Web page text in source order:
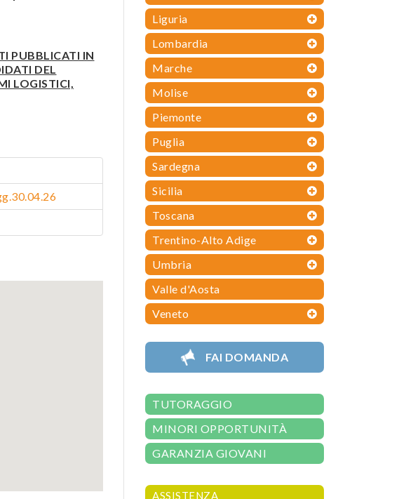
PUBBLICATI IN
DEL
LOGISTICI,
Liguria
Lombardia
Marche
Molise
Piemonte
Puglia
Sardegna
Sicilia
Toscana
Trentino-Alto Adige
Umbria
Valle d'Aosta
Veneto
FAI DOMANDA
TUTORAGGIO
MINORI OPPORTUNITÀ
GARANZIA GIOVANI
ASSISTENZA